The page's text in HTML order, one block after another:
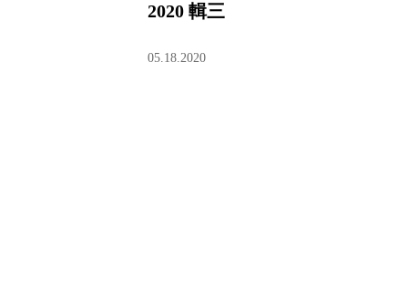
2020 輯三
05.18.2020